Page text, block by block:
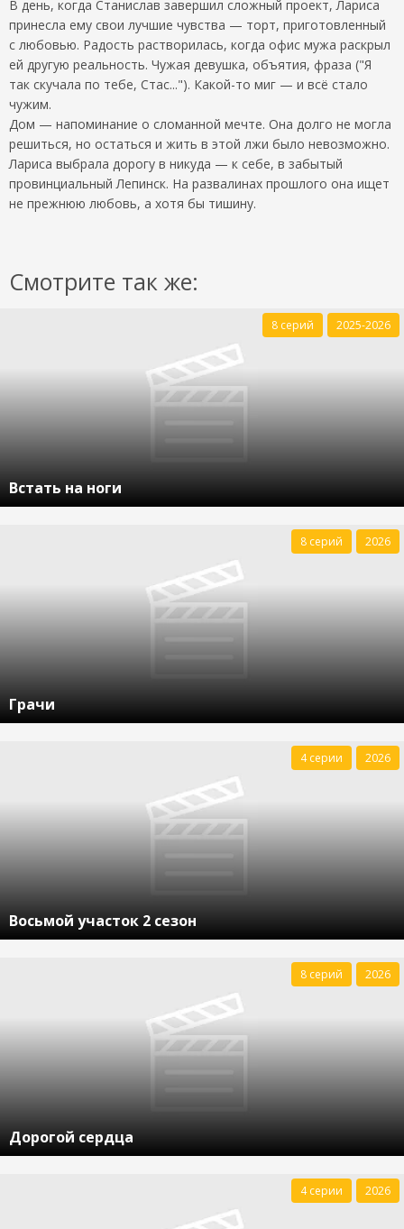
В день, когда Станислав завершил сложный проект, Лариса
принесла ему свои лучшие чувства — торт, приготовленный
с любовью. Радость растворилась, когда офис мужа раскрыл
ей другую реальность. Чужая девушка, объятия, фраза ("Я
так скучала по тебе, Стас..."). Какой-то миг — и всё стало
чужим.
Дом — напоминание о сломанной мечте. Она долго не могла
решиться, но остаться и жить в этой лжи было невозможно.
Лариса выбрала дорогу в никуда — к себе, в забытый
провинциальный Лепинск. На развалинах прошлого она ищет
не прежнюю любовь, а хотя бы тишину.
Смотрите так же:
Встать на ноги
8 серий 2025-2026
Грачи
8 серий 2026
Восьмой участок 2 сезон
4 серии 2026
Дорогой сердца
8 серий 2026
4 серии 2026